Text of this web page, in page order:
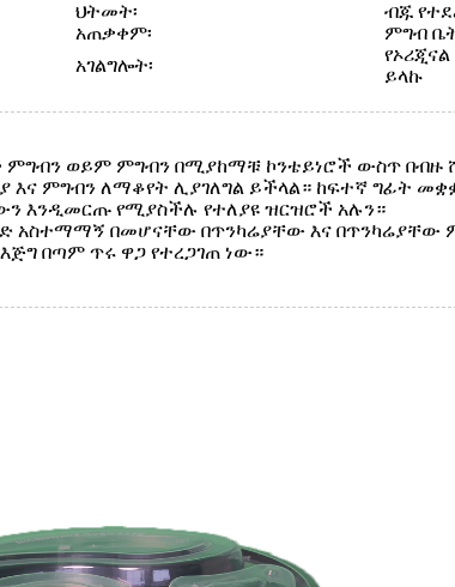
ህትመት፡
ብጁ
አጠቃቀም፡
ምግብ
አገልግሎት፡
ይላኩ
ምግብን ወይም ምግብን በሚያከማቹ ኮንቴይነሮች ውስጥ
ምግብን ለማቆየት ሊያገለግል ይችላል። ከፍተኛ ግፊት
እንዲመርጡ የሚያስችሉ የተለያዩ ዝርዝሮች አሉን።
አስተማማኝ በመሆናቸው በጥንካሬያቸው እና
በጣም ጥሩ ዋጋ የተረጋገጠ ነው።